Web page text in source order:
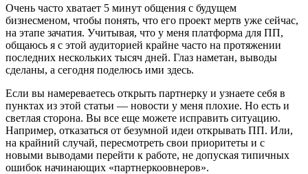
Очень часто хватает 5 минут общения с будущем
бизнесменом, чтобы понять, что его проект мертв уже сейчас,
на этапе зачатия. Учитывая, что у меня платформа для ПП,
общаюсь я с этой аудиторией крайне часто на протяжении
последних нескольких тысяч дней. Глаз наметан, выводы
сделаны, а сегодня поделюсь ими здесь.
Если вы намереваетесь открыть партнерку и узнаете себя в
пунктах из этой статьи — новости у меня плохие. Но есть и
светлая сторона. Вы все еще можете исправить ситуацию.
Например, отказаться от безумной идеи открывать ПП. Или,
на крайний случай, пересмотреть свои приоритеты и с
новыми выводами перейти к работе, не допуская типичных
ошибок начинающих «партнеркоовнеров».